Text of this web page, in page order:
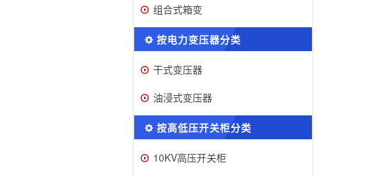
组合式箱变
按电力变压器分类
干式变压器
油浸式变压器
按高低压开关柜分类
10KV高压开关柜